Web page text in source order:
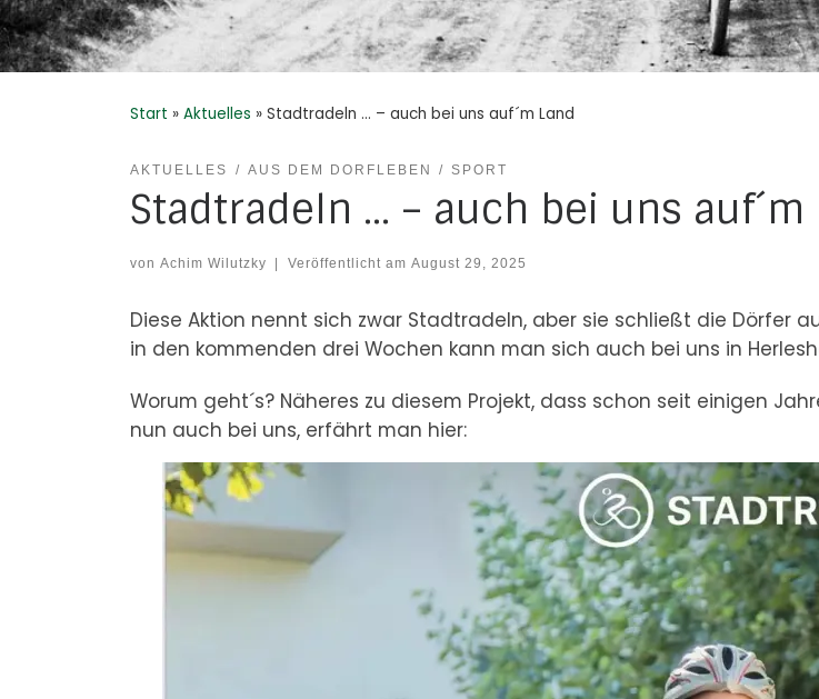
Start » Aktuelles » Stadtradeln … – auch bei uns auf´m Land
AKTUELLES AUS DEM DORFLEBEN SPORT
Stadtradeln … – auch bei uns auf´m
von Achim Wilutzky Veröffentlicht am August 29, 2025
Diese Aktion nennt sich zwar Stadtradeln, aber sie schließt die Dörfer
in den kommenden drei Wochen kann man sich auch bei uns in
Worum geht´s? Näheres zu diesem Projekt, dass schon seit einigen
nun auch bei uns, erfährt man hier: